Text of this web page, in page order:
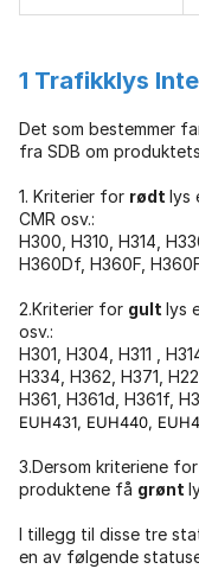
1 Trafikklys
Det som bestemmer
fra SDB om
1. Kriterier for rødt lys
CMR osv.:
H300, H310, H314,
H360Df, H360F,
2.Kriterier for gult lys
osv.:
H301, H304, H311 ,
H334, H362, H371,
H361, H361d, H361f,
EUH431, EUH440,
3.Dersom kriteriene
produktene få grønt
I tillegg til disse tre
en av følgende